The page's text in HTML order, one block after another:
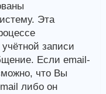
Эта
записи
Если email-
что Вы
либо он